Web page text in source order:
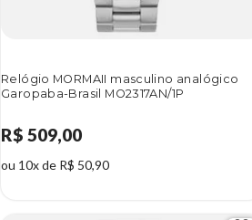
Relógio MORMAII masculino analógico
Garopaba-Brasil MO2317AN/1P
R$ 509,00
ou 10x de R$ 50,90